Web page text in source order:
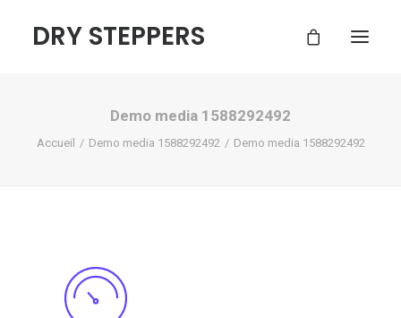
DRY STEPPERS
ACCUEIL
Demo media 1588292492
Accueil Demo media 1588292492 Demo media 1588292492